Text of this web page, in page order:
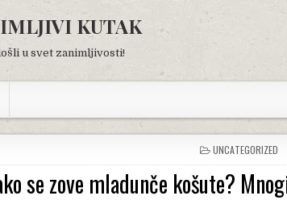
KUTAK
u svet zanimljivosti!
POSTED
IN
UNCATEGORIZED
se zove mladunče košute?